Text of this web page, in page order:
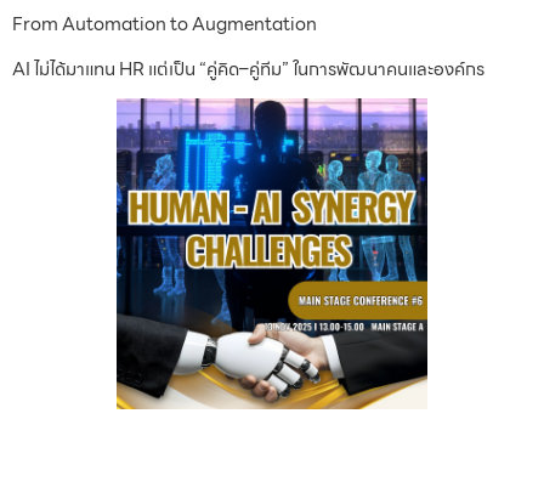
From Automation to Augmentation
AI ไม่ได้มาแทน HR แต่เป็น “คู่คิด–คู่ทีม” ในการพัฒนาคนและองค์กร